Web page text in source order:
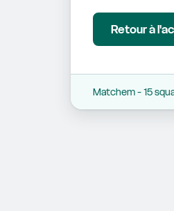
Retour à
Matchem - 15